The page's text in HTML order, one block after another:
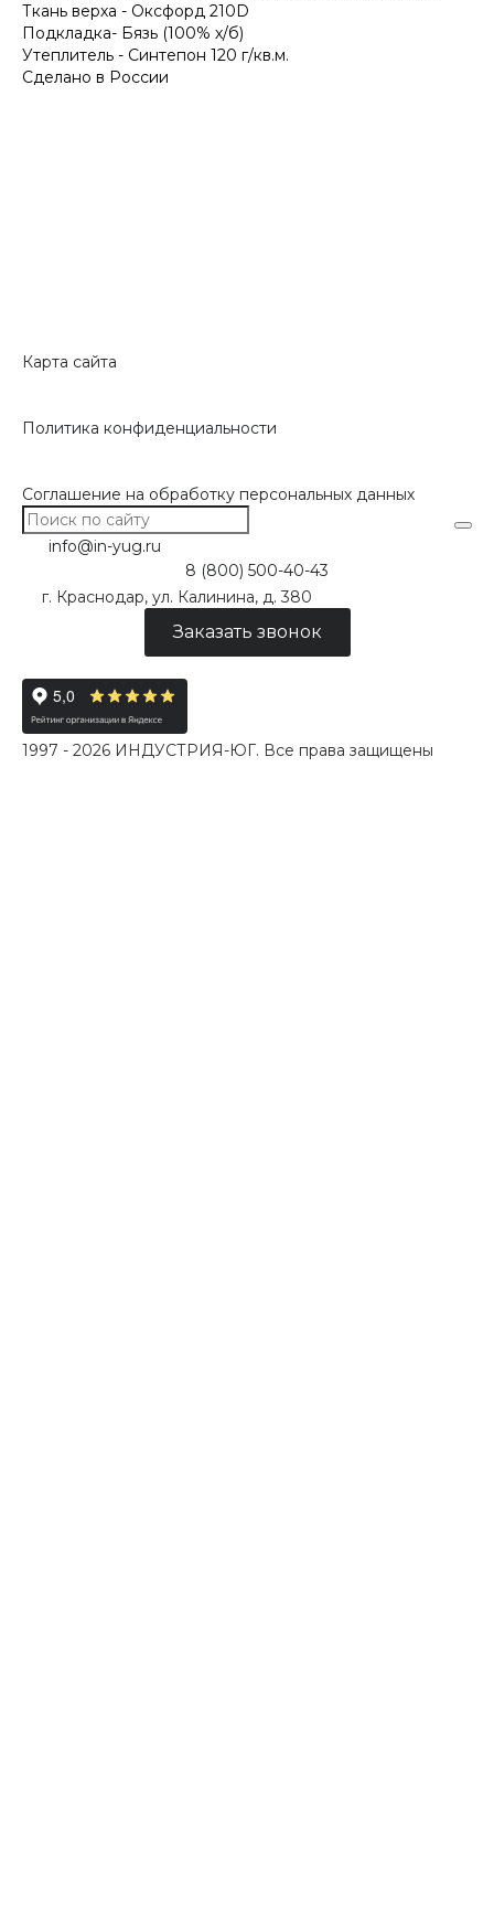
Ткань верха - Оксфорд 210D
Подкладка- Бязь (100% х/б)
Утеплитель - Синтепон 120 г/кв.м.
Сделано в России
Карта сайта
Политика конфиденциальности
Соглашение на обработку персональных данных
info@in-yug.ru
8 (800) 500-40-43
г. Краснодар, ул. Калинина, д. 380
Заказать звонок
1997 - 2026 ИНДУСТРИЯ-ЮГ. Все права защищены